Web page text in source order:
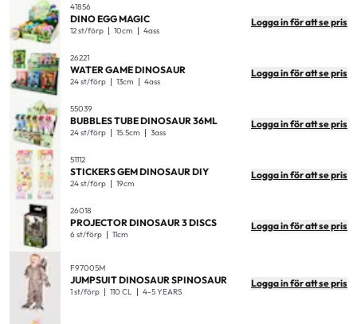
41856
DINO EGG MAGIC
12 st/förp 10cm 4ass
Logga in för att se pris
26221
WATER GAME DINOSAUR
24 st/förp 13cm 4ass
Logga in för att se pris
55039
BUBBLES TUBE DINOSAUR 36ML
24 st/förp 15.5cm 3ass
Logga in för att se pris
51112
STICKERS GEM DINOSAUR DIY
24 st/förp 19cm
Logga in för att se pris
26018
PROJECTOR DINOSAUR 3 DISCS
6 st/förp 11cm
Logga in för att se pris
F97005M
JUMPSUIT DINOSAUR SPINOSAUR
1 st/förp 110 CL 4-5 YEARS
Logga in för att se pris